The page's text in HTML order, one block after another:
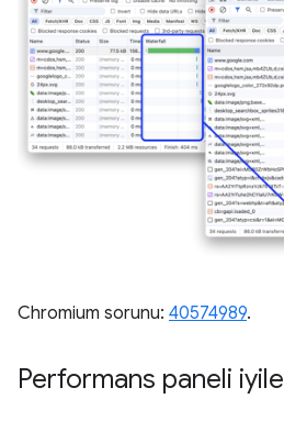
Chromium sorunu: 40574989.
Performans paneli